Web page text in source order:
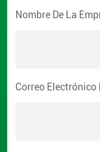
Nombre De La
Correo